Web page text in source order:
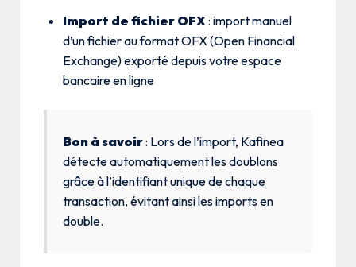
Import de fichier OFX: import manuel
d’un fichier au format OFX (Open Financial
Exchange) exporté depuis votre espace
bancaire en ligne
Bon à savoir: Lors de l’import, Kafinea
détecte automatiquement les doublons
grâce à l’identifiant unique de chaque
transaction, évitant ainsi les imports en
double.